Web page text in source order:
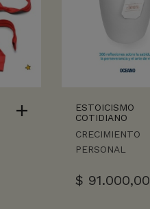
ESTOICISMO
COTIDIANO
CRECIMIENTO
PERSONAL
$ 91.000,00